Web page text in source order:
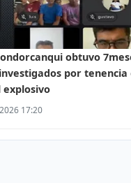
obtuvo
por tenencia
17:20